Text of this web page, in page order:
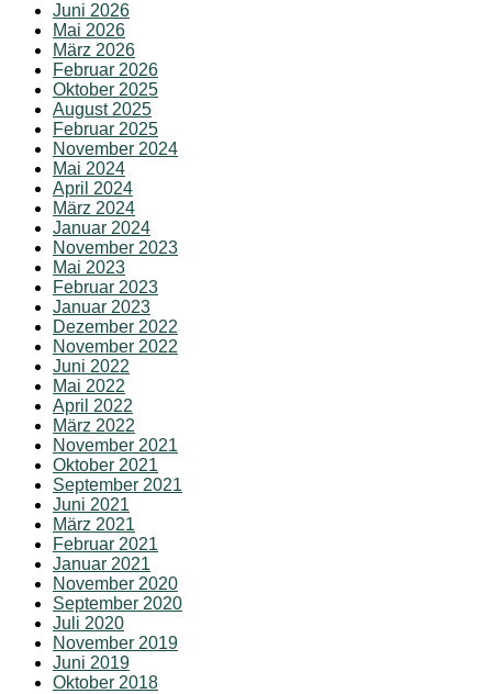
Juni 2026
Mai 2026
März 2026
Februar 2026
Oktober 2025
August 2025
Februar 2025
November 2024
Mai 2024
April 2024
März 2024
Januar 2024
November 2023
Mai 2023
Februar 2023
Januar 2023
Dezember 2022
November 2022
Juni 2022
Mai 2022
April 2022
März 2022
November 2021
Oktober 2021
September 2021
Juni 2021
März 2021
Februar 2021
Januar 2021
November 2020
September 2020
Juli 2020
November 2019
Juni 2019
Oktober 2018